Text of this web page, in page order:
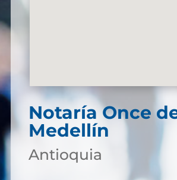
Notaría Once
Medellín
Antioquia